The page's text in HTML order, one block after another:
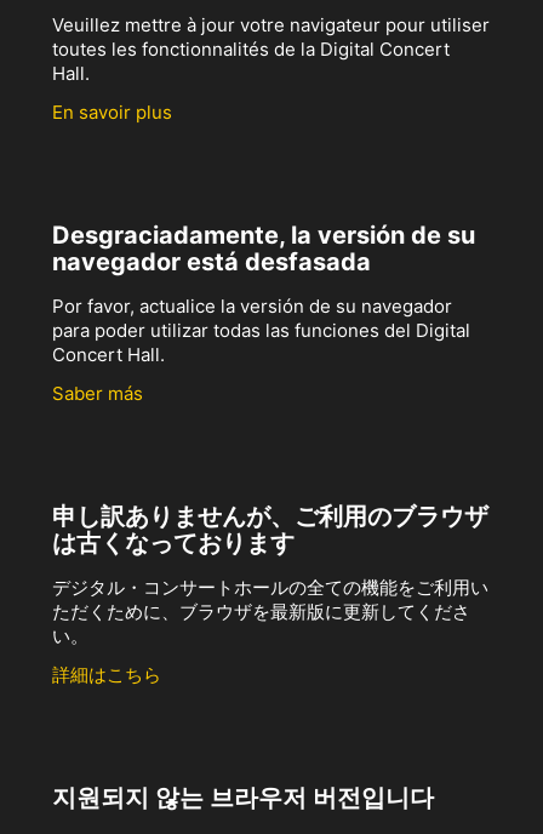
Veuillez mettre à jour votre navigateur pour utiliser
toutes les fonctionnalités de la Digital Concert
Hall.
En savoir plus
Desgraciadamente, la versión de su
navegador está desfasada
Por favor, actualice la versión de su navegador
para poder utilizar todas las funciones del Digital
Concert Hall.
Saber más
申し訳ありませんが、ご利用のブラウザ
は古くなっております
デジタル・コンサートホールの全ての機能をご利用い
ただくために、ブラウザを最新版に更新してくださ
い。
詳細はこちら
지원되지 않는 브라우저 버전입니다